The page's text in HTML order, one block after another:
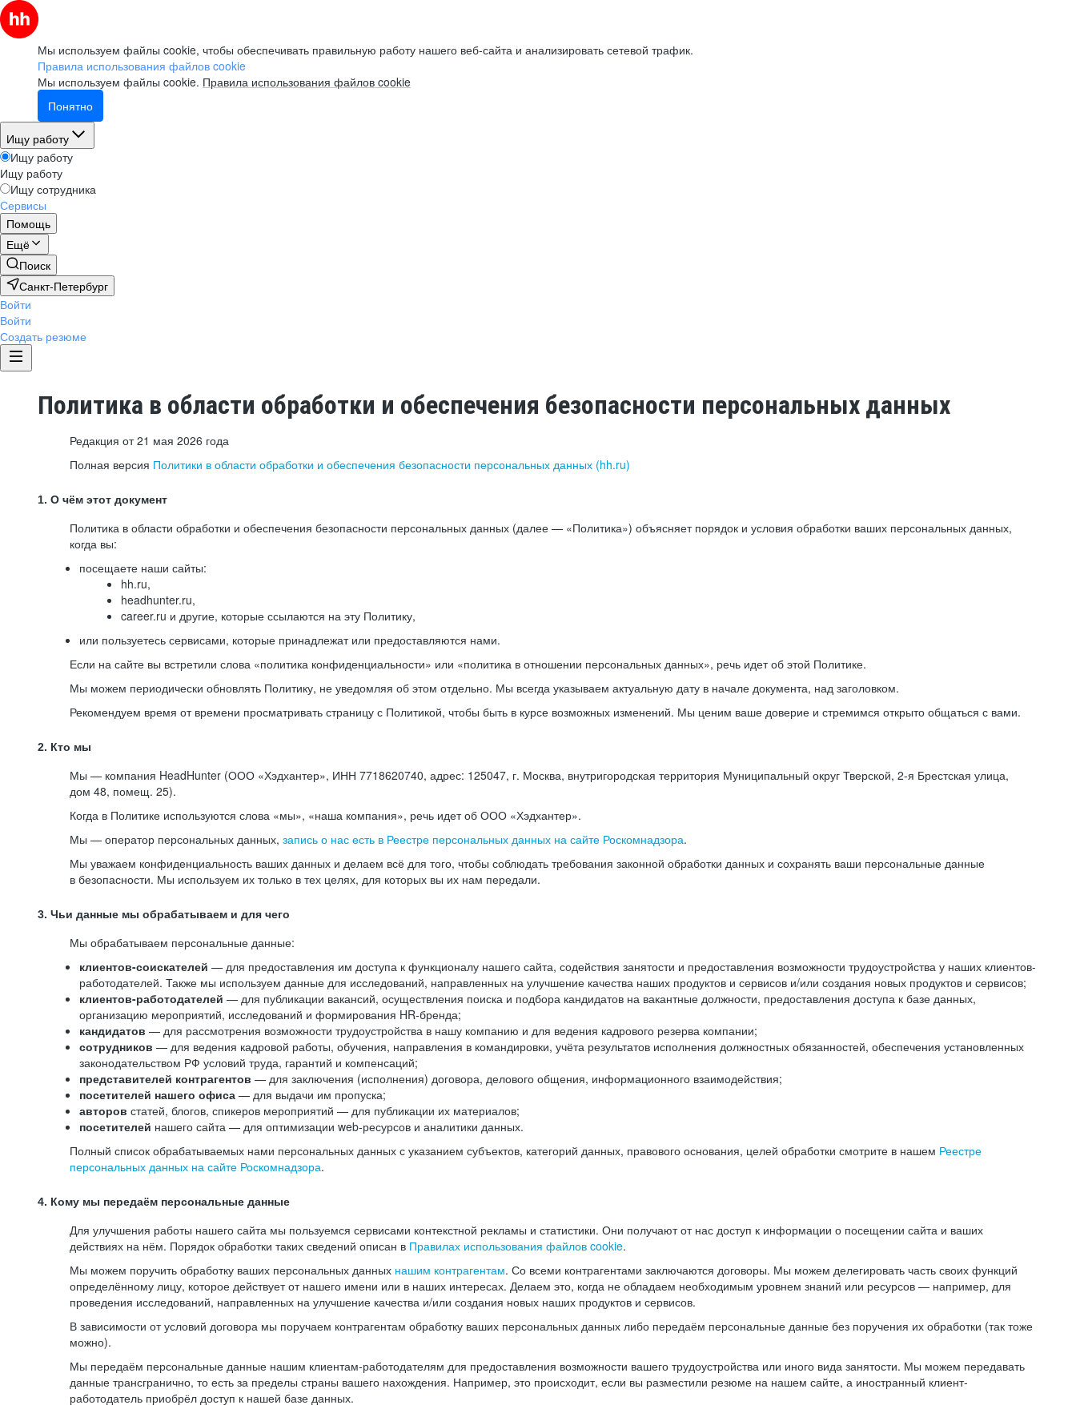
Мы используем файлы cookie, чтобы обеспечивать правильную работу нашего веб-сайта и анализировать сетевой трафик.
Правила использования файлов cookie
Мы используем файлы cookie. Правила использования файлов cookie
Понятно
Ищу работу
Ищу работу
Ищу работу
Ищу сотрудника
Сервисы
Помощь
Ещё
Поиск
Санкт-Петербург
Войти
Войти
Создать резюме
Политика в области обработки и обеспечения безопасности персональных данных
Редакция от 21 мая 2026 года
Полная версия Политики в области обработки и обеспечения безопасности персональных данных (hh.ru)
1. О чём этот документ
Политика в области обработки и обеспечения безопасности персональных данных (далее — «Политика») объясняет порядок и условия обработки ваших персональных данных,
когда вы:
посещаете наши сайты:
hh.ru,
headhunter.ru,
career.ru и другие, которые ссылаются на эту Политику,
или пользуетесь сервисами, которые принадлежат или предоставляются нами.
Если на сайте вы встретили слова «политика конфиденциальности» или «политика в отношении персональных данных», речь идет об этой Политике.
Мы можем периодически обновлять Политику, не уведомляя об этом отдельно. Мы всегда указываем актуальную дату в начале документа, над заголовком.
Рекомендуем время от времени просматривать страницу с Политикой, чтобы быть в курсе возможных изменений. Мы ценим ваше доверие и стремимся открыто общаться с вами.
2. Кто мы
Мы — компания HeadHunter (ООО «Хэдхантер», ИНН 7718620740, адрес: 125047, г. Москва, внутригородская территория Муниципальный округ Тверской, 2-я Брестская улица,
дом 48, помещ. 25).
Когда в Политике используются слова «мы», «наша компания», речь идет об ООО «Хэдхантер».
Мы — оператор персональных данных, запись о нас есть в Реестре персональных данных на сайте Роскомнадзора.
Мы уважаем конфиденциальность ваших данных и делаем всё для того, чтобы соблюдать требования законной обработки данных и сохранять ваши персональные данные
в безопасности. Мы используем их только в тех целях, для которых вы их нам передали.
3. Чьи данные мы обрабатываем и для чего
Мы обрабатываем персональные данные:
клиентов-соискателей — для предоставления им доступа к функционалу нашего сайта, содействия занятости и предоставления возможности трудоустройства у наших клиентов-
работодателей. Также мы используем данные для исследований, направленных на улучшение качества наших продуктов и сервисов и/или создания новых продуктов и сервисов;
клиентов-работодателей — для публикации вакансий, осуществления поиска и подбора кандидатов на вакантные должности, предоставления доступа к базе данных,
организацию мероприятий, исследований и формирования HR-бренда;
кандидатов — для рассмотрения возможности трудоустройства в нашу компанию и для ведения кадрового резерва компании;
сотрудников — для ведения кадровой работы, обучения, направления в командировки, учёта результатов исполнения должностных обязанностей, обеспечения установленных
законодательством РФ условий труда, гарантий и компенсаций;
представителей контрагентов — для заключения (исполнения) договора, делового общения, информационного взаимодействия;
посетителей нашего офиса — для выдачи им пропуска;
авторов статей, блогов, спикеров мероприятий — для публикации их материалов;
посетителей нашего сайта — для оптимизации web-ресурсов и аналитики данных.
Полный список обрабатываемых нами персональных данных с указанием субъектов, категорий данных, правового основания, целей обработки смотрите в нашем Реестре
персональных данных на сайте Роскомнадзора.
4. Кому мы передаём персональные данные
Для улучшения работы нашего сайта мы пользуемся сервисами контекстной рекламы и статистики. Они получают от нас доступ к информации о посещении сайта и ваших
действиях на нём. Порядок обработки таких сведений описан в Правилах использования файлов cookie.
Мы можем поручить обработку ваших персональных данных нашим контрагентам. Со всеми контрагентами заключаются договоры. Мы можем делегировать часть своих функций
определённому лицу, которое действует от нашего имени или в наших интересах. Делаем это, когда не обладаем необходимым уровнем знаний или ресурсов — например, для
проведения исследований, направленных на улучшение качества и/или создания новых наших продуктов и сервисов.
В зависимости от условий договора мы поручаем контрагентам обработку ваших персональных данных либо передаём персональные данные без поручения их обработки (так тоже
можно).
Мы передаём персональные данные нашим клиентам-работодателям для предоставления возможности вашего трудоустройства или иного вида занятости. Мы можем передавать
данные трансгранично, то есть за пределы страны вашего нахождения. Например, это происходит, если вы разместили резюме на нашем сайте, а иностранный клиент-
работодатель приобрёл доступ к нашей базе данных.